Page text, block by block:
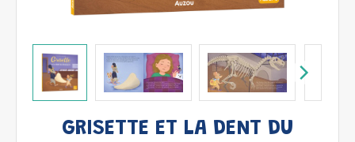
GRISETTE ET LA DENT DU